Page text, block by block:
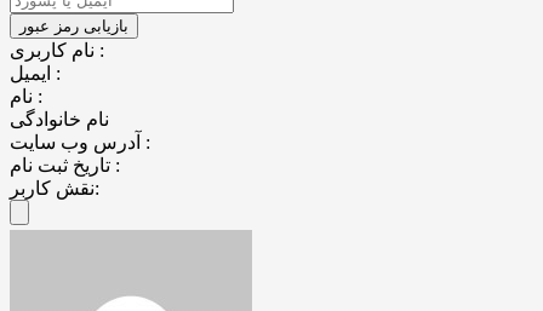
نام کاربری :
ایمیل :
نام :
نام خانوادگی
آدرس وب سایت :
تاریخ ثبت نام :
نقش کاربر: